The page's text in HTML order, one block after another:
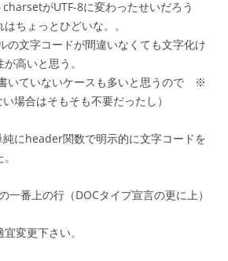
がUTF-8に変わったせいだろう
ちょっとひどいな。。
の文字コードが間違いなくても文字化け
高いと思う。
いていないケースも多いと思うので ※
場合はそもそも不要だったし）
にheader関数で明示的に文字コードを
一番上の行（DOCタイプ宣言の更に上）
変更下さい。